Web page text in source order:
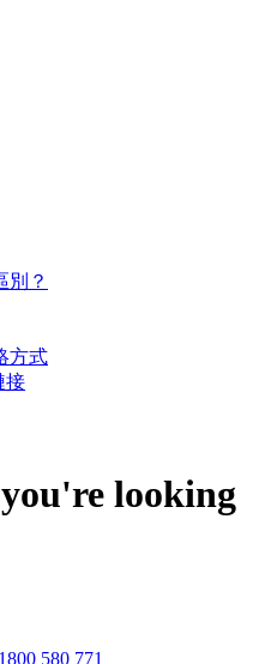
別？
方式
接
looking
1800 580 771